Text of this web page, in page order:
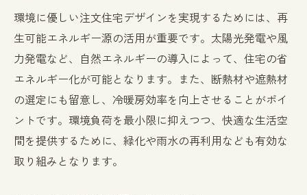
環境に優しい注文住宅デザインを実現するためには、再
生可能エネルギー源の活用が重要です。太陽光発電や風
力発電など、自然エネルギーの導入によって、住宅の省
エネルギー化が可能となります。また、断熱材や遮熱材
の選定にも留意し、冷暖房効率を向上させることがポイ
ントです。環境負荷を最小限に抑えつつ、快適な生活空
間を提供するために、緑化や雨水の再利用なども有効な
取り組みとなります。